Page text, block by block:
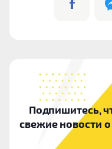
Подпишитесь,
свежие новости